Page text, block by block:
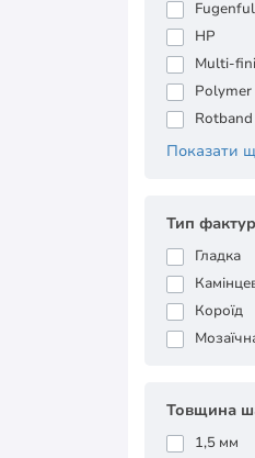
HP
Multi-
Polymer
Rotband
Показати
Тип
Гладка
Короїд
Товщина
1,5 мм